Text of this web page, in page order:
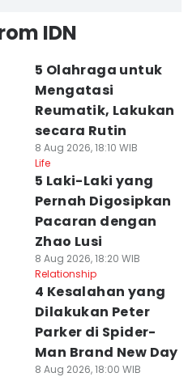
IDN
5 Olahraga untuk
Mengatasi
Reumatik, Lakukan
secara Rutin
8 Aug 2026, 18:10 WIB
Life
5 Laki-Laki yang
Pernah Digosipkan
Pacaran dengan
Zhao Lusi
8 Aug 2026, 18:20 WIB
Relationship
4 Kesalahan yang
Dilakukan Peter
Parker di Spider-
Man Brand New Day
8 Aug 2026, 18:00 WIB